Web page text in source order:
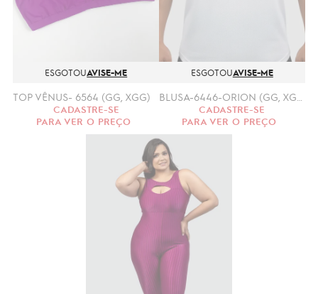
ESGOTOUAVISE-ME
TOP VÊNUS- 6564 (GG, XGG)
CADASTRE-SE
PARA VER O PREÇO
ESGOTOUAVISE-ME
CADASTRE-SE
PARA VER O PREÇO